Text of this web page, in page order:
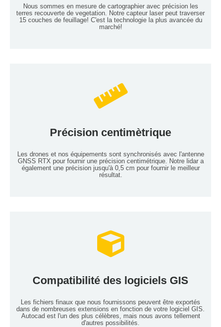
Nous sommes en mesure de cartographier avec précision les
terres recouverte de vegetation. Notre capteur laser peut traverser
15 couches de feuillage! C'est la technologie la plus avancée du
marché!
Précision centimètrique
Les drones et nos équipements sont synchronisés avec l'antenne
GNSS RTX pour fournir une précision centimétrique. Notre lidar a
également une précision jusqu'à 0,5 cm pour fournir le meilleur
résultat.
Compatibilité des logiciels GIS
Les fichiers finaux que nous fournissons peuvent être exportés
dans de nombreuses extensions en fonction de votre logiciel GIS.
Autocad est l'un des plus célèbres, mais nous avons tellement
d'autres possibilités.